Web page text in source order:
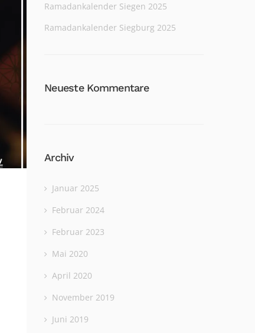
Ramadankalender Siegen 2025
Ramadankalender Siegburg 2025
Neueste Kommentare
Archiv
Januar 2025
Februar 2024
Februar 2023
Mai 2020
April 2020
November 2019
Juni 2019